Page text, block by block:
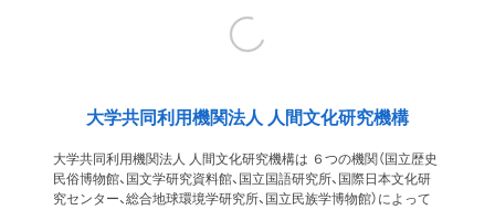
大学共同利用機関法人 人間文化研究機構
大学共同利用機関法人 人間文化研究機構は ６つの機関（国立歴史
民俗博物館、国文学研究資料館、国立国語研究所、国際日本文化研
究センター、総合地球環境学研究所、国立民族学博物館）によって